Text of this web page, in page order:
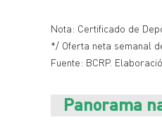
Nota: Certificado de
*/ Oferta neta semanal
Fuente: BCRP.
Panorama